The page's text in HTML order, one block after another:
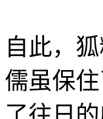
自此，
儒虽保